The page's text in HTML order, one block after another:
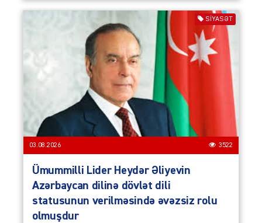
SIYASƏT
03.08.2026 3522
Ümummilli Lider Heydər Əliyevin
Azərbaycan dilinə dövlət dili
statusunun verilməsində əvəzsiz rolu
olmuşdur